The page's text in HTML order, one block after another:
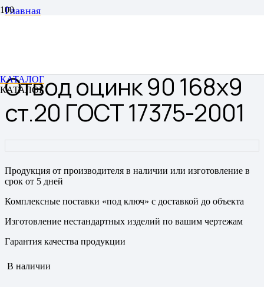
КАТАЛОГ
КАТАЛОГ
Главная
Отвод оцинк 90 168х9
ст.20 ГОСТ 17375-2001
Продукция от производителя в наличии или изготовление в
срок от 5 дней
Комплексные поставки «под ключ» с доставкой до объекта
Изготовление нестандартных изделий по вашим чертежам
Гарантия качества продукции
В наличии